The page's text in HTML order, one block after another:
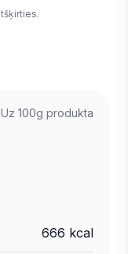
Uz 100g produkta
666 kcal